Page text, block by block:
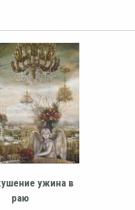
ужина в
раю